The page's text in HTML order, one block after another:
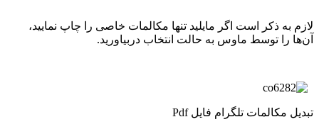
لازم به ذکر است اگر مایلید تنها مکالمات خاصی را چاپ نمایید،
آن‌ها را توسط ماوس به حالت انتخاب دربیاورید.
تبدیل مکالمات تلگرام فایل Pdf